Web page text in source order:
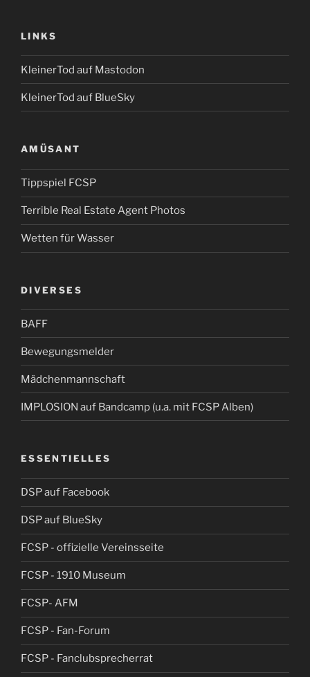
LINKS
KleinerTod auf Mastodon
KleinerTod auf BlueSky
AMÜSANT
Tippspiel FCSP
Terrible Real Estate Agent Photos
Wetten für Wasser
DIVERSES
BAFF
Bewegungsmelder
Mädchenmannschaft
IMPLOSION auf Bandcamp (u.a. mit FCSP Alben)
ESSENTIELLES
DSP auf Facebook
DSP auf BlueSky
FCSP - offizielle Vereinsseite
FCSP - 1910 Museum
FCSP- AFM
FCSP - Fan-Forum
FCSP - Fanclubsprecherrat